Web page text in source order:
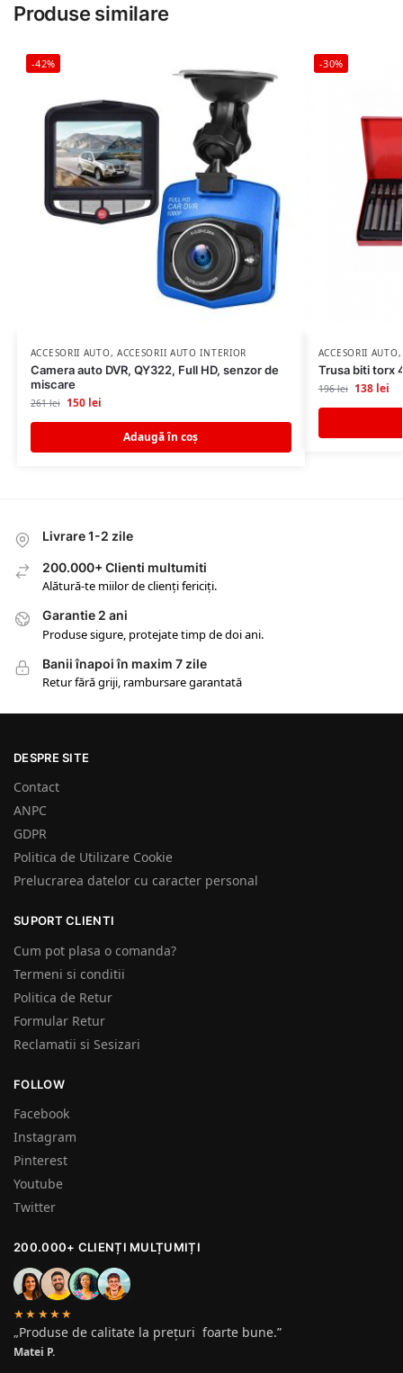
Produse similare
-42%
ACCESORII AUTO, ACCESORII AUTO INTERIOR
Camera auto DVR, QY322, Full HD, senzor de
miscare
261lei 150 lei
Adaugă în coș
-30%
ACCESORII AUTO
Trusa biti torx
196lei 138 lei
Livrare 1-2 zile
200.000+ Clienti multumiti
Alătură-te miilor de clienți fericiți.
Garantie 2 ani
Produse sigure, protejate timp de doi ani.
Banii înapoi în maxim 7 zile
Retur fără griji, rambursare garantată
DESPRE SITE
Contact
ANPC
GDPR
Politica de Utilizare Cookie
Prelucrarea datelor cu caracter personal
SUPORT CLIENTI
Cum pot plasa o comanda?
Termeni si conditii
Politica de Retur
Formular Retur
Reclamatii si Sesizari
FOLLOW
Facebook
Instagram
Pinterest
Youtube
Twitter
200.000+ CLIENȚI MULȚUMIȚI
★★★★★
„Produse de calitate la prețuri foarte bune.”
Matei P.